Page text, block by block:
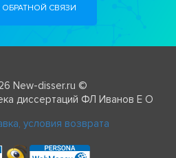
СВЯЗИ
New-disser.ru ©
диссертаций ФЛ Иванов Е О
условия возврата